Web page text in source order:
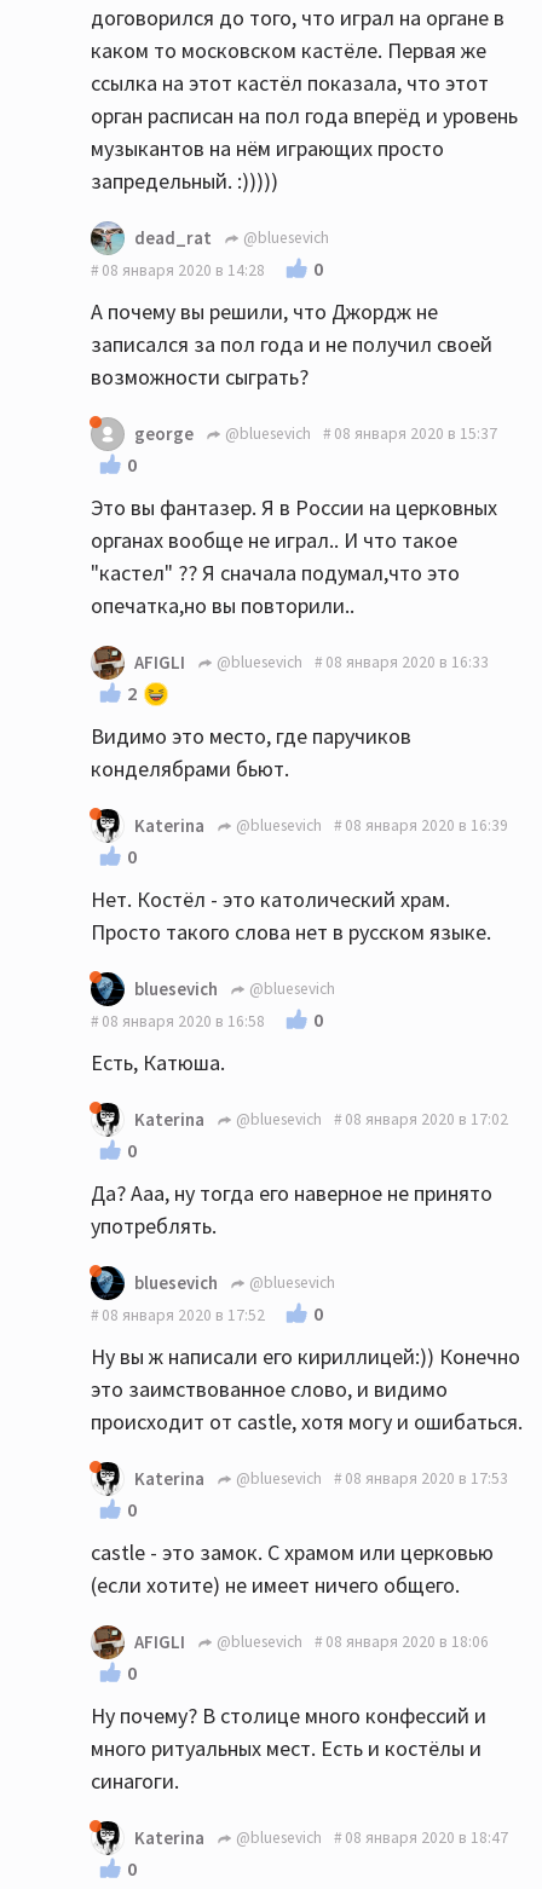
договорился до того, что играл на органе в
каком то московском кастёле. Первая же
ссылка на этот кастёл показала, что этот
орган расписан на пол года вперёд и уровень
музыкантов на нём играющих просто
запредельный. :)))))
dead_rat
@bluesevich
08 января 2020 в 14:28
0
А почему вы решили, что Джордж не
записался за пол года и не получил своей
возможности сыграть?
george @bluesevich 08 января 2020 в 15:37
0
Это вы фантазер. Я в России на церковных
органах вообще не играл.. И что такое
"кастел" ?? Я сначала подумал,что это
опечатка,но вы повторили..
AFIGLI @bluesevich 08 января 2020 в 16:33
2
Видимо это место, где паручиков
конделябрами бьют.
Katerina @bluesevich 08 января 2020 в 16:39
0
Нет. Костёл - это католический храм.
Просто такого слова нет в русском языке.
bluesevich
@bluesevich
08 января 2020 в 16:58
0
Есть, Катюша.
Katerina @bluesevich 08 января 2020 в 17:02
0
Да? Ааа, ну тогда его наверное не принято
употреблять.
bluesevich
@bluesevich
08 января 2020 в 17:52
0
Ну вы ж написали его кириллицей:)) Конечно
это заимствованное слово, и видимо
происходит от castle, хотя могу и ошибаться.
Katerina @bluesevich 08 января 2020 в 17:53
0
castle - это замок. С храмом или церковью
(если хотите) не имеет ничего общего.
AFIGLI @bluesevich 08 января 2020 в 18:06
0
Ну почему? В столице много конфессий и
много ритуальных мест. Есть и костёлы и
синагоги.
Katerina @bluesevich 08 января 2020 в 18:47
0